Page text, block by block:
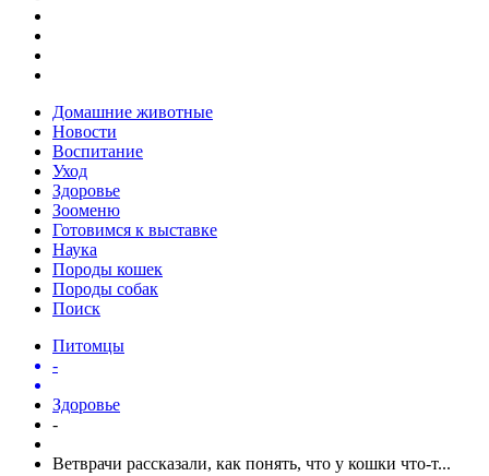
Домашние животные
Новости
Воспитание
Уход
Здоровье
Зооменю
Готовимся к выставке
Наука
Породы кошек
Породы собак
Поиск
Питомцы
-
Здоровье
-
Ветврачи рассказали, как понять, что у кошки что-т...